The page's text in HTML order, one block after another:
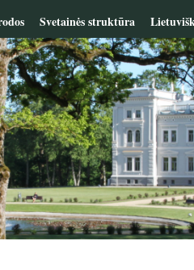
Svetainės struktūra